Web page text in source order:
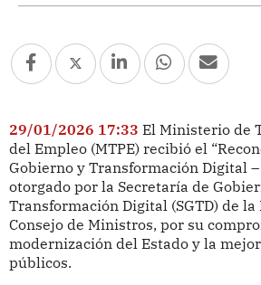
29/01/2026 17:33 El Ministerio de
del Empleo (MTPE) recibió el
Gobierno y Transformación Digital
otorgado por la Secretaría de
Transformación Digital (SGTD) de
Consejo de Ministros, por su
modernización del Estado y la
públicos.